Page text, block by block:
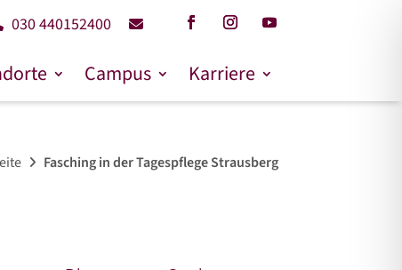
030 440152400
Campus Karriere
Fasching in der Tagespflege Strausberg